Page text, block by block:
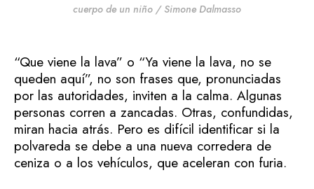
cuerpo de un niño / Simone Dalmasso
“Que viene la lava” o “Ya viene la lava, no se
queden aquí”, no son frases que, pronunciadas
por las autoridades, inviten a la calma. Algunas
personas corren a zancadas. Otras, confundidas,
miran hacia atrás. Pero es difícil identificar si la
polvareda se debe a una nueva corredera de
ceniza o a los vehículos, que aceleran con furia.